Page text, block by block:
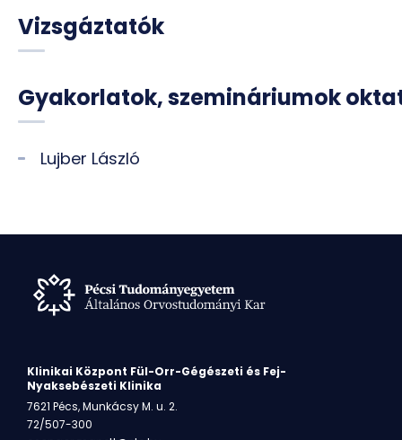
Vizsgáztatók
Gyakorlatok, szemináriumok
Lujber László
Klinikai Központ Fül-Orr-Gégészeti és Fej-
Nyaksebészeti Klinika
7621 Pécs, Munkácsy M. u. 2.
72/507-300